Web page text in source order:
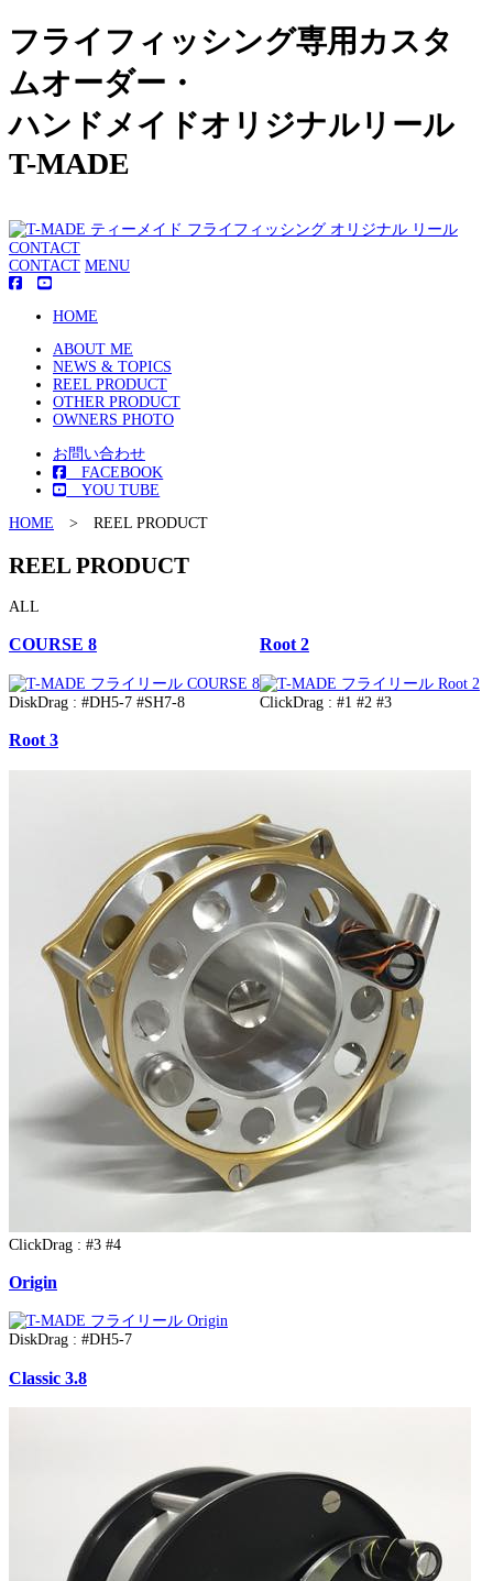
フライフィッシング専用カスタ
ムオーダー・
ハンドメイドオリジナルリール
T-MADE
CONTACT
CONTACT MENU
HOME
ABOUT ME
NEWS & TOPICS
REEL PRODUCT
OTHER PRODUCT
OWNERS PHOTO
お問い合わせ
FACEBOOK
YOU TUBE
HOME > REEL PRODUCT
REEL PRODUCT
ALL
COURSE 8
DiskDrag : #DH5-7 #SH7-8
Root 2
ClickDrag : #1 #2 #3
Root 3
ClickDrag : #3 #4
Origin
DiskDrag : #DH5-7
Classic 3.8